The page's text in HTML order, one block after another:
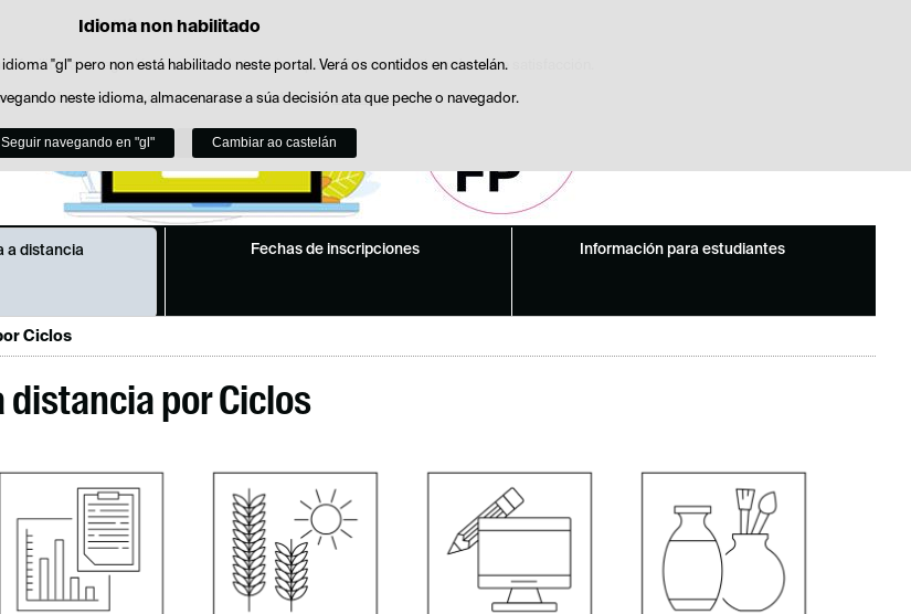
Política de cookies
facilitar a navegación e cookies de terceiros para obter estatísticas de uso e satisfacción.
máis información no apartado "Cookies" do nosoaviso legal.
Aceptar Rexeitar
Idioma non habilitado
"gl" pero non está habilitado neste portal. Verá os contidos en castelán.
neste idioma, almacenarase a súa decisión ata que peche o navegador.
Seguir navegando en "gl" Cambiar ao castelán
Saltar ao contido
a distancia Fechas de inscripciones Información para estudiantes
Ciclos
distancia por Ciclos